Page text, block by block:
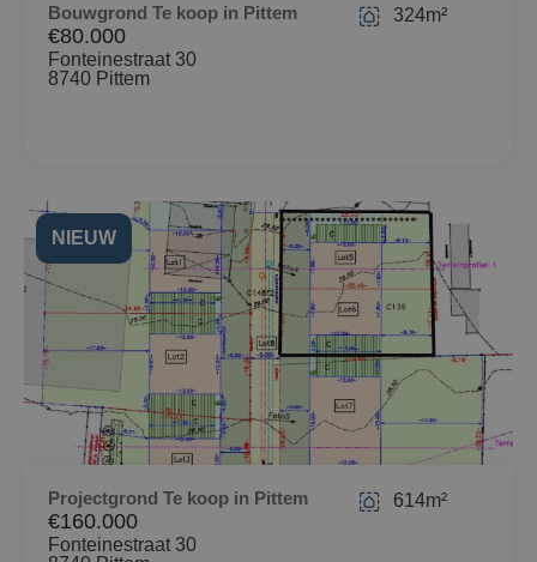
Bouwgrond Te koop in Pittem
€80.000
Fonteinestraat 30
8740 Pittem
324m²
NIEUW
Projectgrond Te koop in Pittem
€160.000
Fonteinestraat 30
614m²